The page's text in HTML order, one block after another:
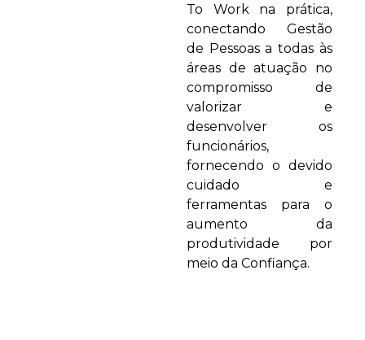
To Work na prática,
conectando Gestão
de Pessoas a todas às
áreas de atuação no
compromisso de
valorizar e
desenvolver os
funcionários,
fornecendo o devido
cuidado e
ferramentas para o
aumento da
produtividade por
meio da Confiança.